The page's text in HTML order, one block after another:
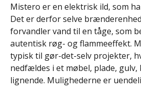
Mistero er en elektrisk ild, som
Det er derfor selve
forvandler vand til en tåge, som
autentisk røg- og flammeeffekt.
typisk til gør-det-selv projekter,
nedfældes i et møbel, plade,
lignende. Mulighederne er